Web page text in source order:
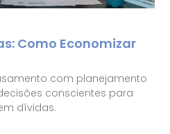
Como Economizar
com planejamento
conscientes para
dívidas.